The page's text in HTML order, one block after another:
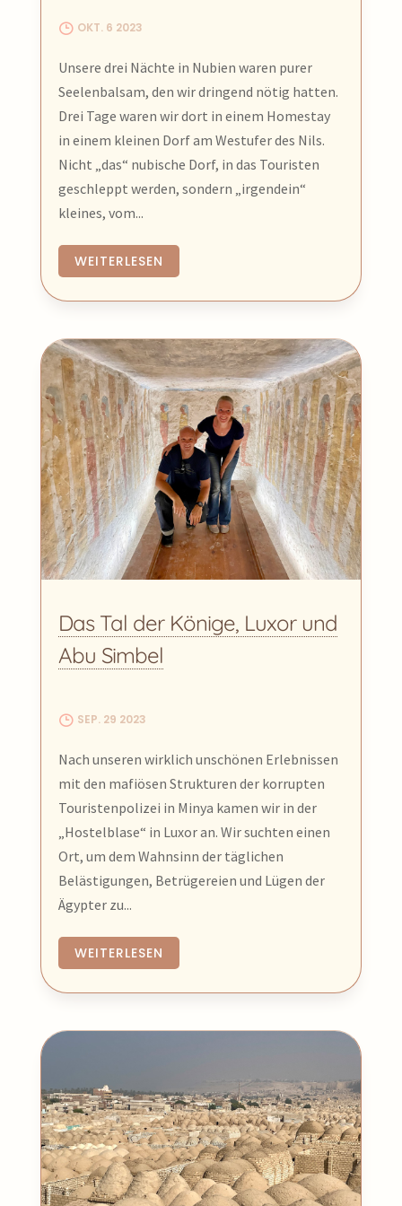
von der besten Zeit für einen
Bereit für ein Abenteuer durch die
Jahrtausende? Dann reise mit uns virtuell
durch die zeitlose Magie Ägyptens!
Lass dich verzaubern!
OKT. 6 2023
Unsere drei Nächte in Nubien waren purer
Seelenbalsam, den wir dringend nötig hatten.
Drei Tage waren wir dort in einem Homestay
in einem kleinen Dorf am Westufer des Nils.
Nicht „das“ nubische Dorf, in das Touristen
geschleppt werden, sondern „irgendein“
kleines, vom...
WEITERLESEN
Das Tal der Könige, Luxor und
Abu Simbel
SEP. 29 2023
Nach unseren wirklich unschönen Erlebnissen
mit den mafiösen Strukturen der korrupten
Touristenpolizei in Minya kamen wir in der
„Hostelblase“ in Luxor an. Wir suchten einen
Ort, um dem Wahnsinn der täglichen
Belästigungen, Betrügereien und Lügen der
Ägypter zu...
WEITERLESEN